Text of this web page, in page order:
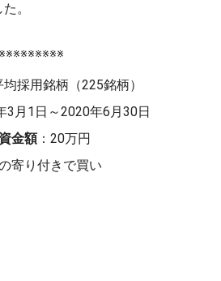
。
採用銘柄（225銘柄）
3月1日～2020年6月30日
金額：20万円
寄り付きで買い